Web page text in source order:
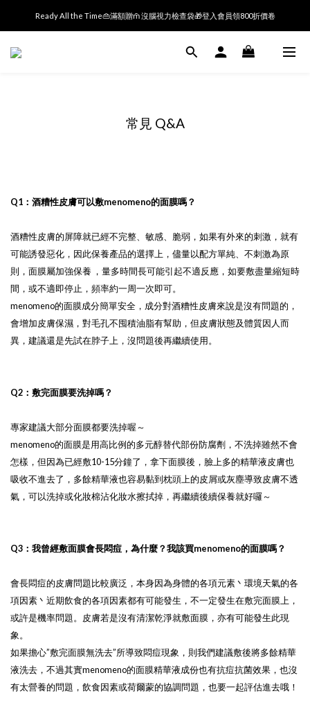
Ready All the Time👜滿額贈m̄ 沒腦視力檢查袋🎁登入會員領800折價卷
Ready All the Time👜滿額贈m̄ 沒腦視力檢查袋🎁登入會員領800折價卷
FcAl洗卸精華7天體驗組．新朋友限時免運送到家 ▸▸
常見 Q&A
Q1：酒糟性皮膚可以敷menomeno的面膜嗎？
酒糟性皮膚的屏障就已經不完整、敏感、脆弱，如果有外來的刺激，就有
可能誘發惡化，因此保養產品的選擇上，儘量以配方單純、不刺激為原
則，面膜屬加強保養 ，量多時間長可能引起不適反應，如要敷盡量縮短時
間，或不適即停止，頻率約一周一次即可。
menomeno的面膜成分簡單安全，成分對酒糟性皮膚來說是沒有問題的，
會增加皮膚保濕，對毛孔不囤積油脂有幫助，但皮膚狀態及體質因人而
異，建議還是先試在脖子上，沒問題後再繼續使用。
Q2：敷完面膜要洗掉嗎？
專家建議大部分面膜都要洗掉喔～
menomeno的面膜是用高比例的多元醇替代部份防腐劑，不洗掉雖然不會
怎樣，但因為已經敷10-15分鐘了，拿下面膜後，臉上多的精華液皮膚也
吸收不進去了，多餘精華液也容易黏到枕頭上的皮屑或灰塵導致皮膚不透
氣，可以洗掉或化妝棉沾化妝水擦拭掉，再繼續後續保養就好囉～
Q3：我曾經敷面膜會長悶痘，為什麼？我該買menomeno的面膜嗎？
會長悶痘的皮膚問題比較廣泛，本身因為身體的各項元素丶環境天氣的各
項因素丶近期飲食的各項因素都有可能發生，不一定發生在敷完面膜上，
或許是機率問題。皮膚若是沒有清潔乾淨就敷面膜，亦有可能發生此現
象。
如果擔心”敷完面膜無洗去”所導致悶痘現象，則我們建議敷後將多餘精華
液洗去，不過其實menomeno的面膜精華液成份也有抗痘抗菌效果，也沒
有太營養的問題，飲食因素或荷爾蒙的協調問題，也要一起評估進去哦！